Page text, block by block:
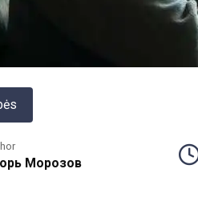
Морозов